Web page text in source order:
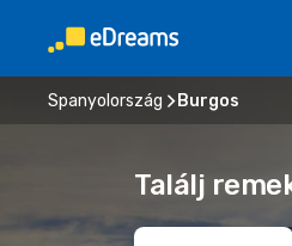
Spanyolország Burgos
Találj